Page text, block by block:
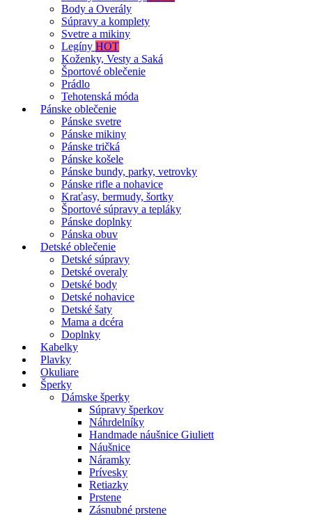
Body a Overály
Súpravy a komplety
Svetre a mikiny
Legíny HOT
Koženky, Vesty a Saká
Športové oblečenie
Prádlo
Tehotenská móda
Pánske oblečenie
Pánske svetre
Pánske mikiny
Pánske tričká
Pánske košele
Pánske bundy, parky, vetrovky
Pánske rifle a nohavice
Kraťasy, bermudy, šortky
Športové súpravy a tepláky
Pánske doplnky
Pánska obuv
Detské oblečenie
Detské súpravy
Detské overaly
Detské body
Detské nohavice
Detské šaty
Mama a dcéra
Doplnky
Kabelky
Plavky
Okuliare
Šperky
Dámske šperky
Súpravy šperkov
Náhrdelníky
Handmade náušnice Giuliett
Náušnice
Náramky
Prívesky
Retiazky
Prstene
Zásnubné prstene